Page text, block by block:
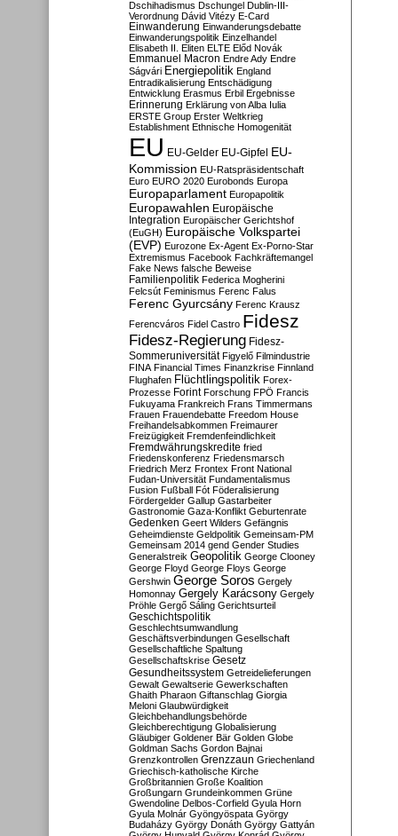
Dschihadismus Dschungel Dublin-III-
Verordnung Dávid Vitézy E-Card
Einwanderung Einwanderungsdebatte
Einwanderungspolitik Einzelhandel
Elisabeth II. Eliten ELTE Előd Novák
Emmanuel Macron Endre Ady Endre
Ságvári Energiepolitik England
Entradikalisierung Entschädigung
Entwicklung Erasmus Erbil Ergebnisse
Erinnerung Erklärung von Alba Iulia
ERSTE Group Erster Weltkrieg
Establishment Ethnische Homogenität
EU EU-Gelder EU-Gipfel EU-
Kommission EU-Ratspräsidentschaft
Euro EURO 2020 Eurobonds Europa
Europaparlament Europapolitik
Europawahlen Europäische
Integration Europäischer Gerichtshof
(EuGH) Europäische Volkspartei
(EVP) Eurozone Ex-Agent Ex-Porno-Star
Extremismus Facebook Fachkräftemangel
Fake News falsche Beweise
Familienpolitik Federica Mogherini
Felcsút Feminismus Ferenc Falus
Ferenc Gyurcsány Ferenc Krausz
Ferencváros Fidel Castro Fidesz
Fidesz-Regierung Fidesz-
Sommeruniversität Figyelő Filmindustrie
FINA Financial Times Finanzkrise Finnland
Flughafen Flüchtlingspolitik Forex-
Prozesse Forint Forschung FPÖ Francis
Fukuyama Frankreich Frans Timmermans
Frauen Frauendebatte Freedom House
Freihandelsabkommen Freimaurer
Freizügigkeit Fremdenfeindlichkeit
Fremdwährungskredite fried
Friedenskonferenz Friedensmarsch
Friedrich Merz Frontex Front National
Fudan-Universität Fundamentalismus
Fusion Fußball Fót Föderalisierung
Fördergelder Gallup Gastarbeiter
Gastronomie Gaza-Konflikt Geburtenrate
Gedenken Geert Wilders Gefängnis
Geheimdienste Geldpolitik Gemeinsam-PM
Gemeinsam 2014 gend Gender Studies
Generalstreik Geopolitik George Clooney
George Floyd George Floys George
Gershwin George Soros Gergely
Homonnay Gergely Karácsony Gergely
Pröhle Gergő Sáling Gerichtsurteil
Geschichtspolitik
Geschlechtsumwandlung
Geschäftsverbindungen Gesellschaft
Gesellschaftliche Spaltung
Gesellschaftskrise Gesetz
Gesundheitssystem Getreidelieferungen
Gewalt Gewaltserie Gewerkschaften
Ghaith Pharaon Giftanschlag Giorgia
Meloni Glaubwürdigkeit
Gleichbehandlungsbehörde
Gleichberechtigung Globalisierung
Gläubiger Goldener Bär Golden Globe
Goldman Sachs Gordon Bajnai
Grenzkontrollen Grenzzaun Griechenland
Griechisch-katholische Kirche
Großbritannien Große Koalition
Großungarn Grundeinkommen Grüne
Gwendoline Delbos-Corfield Gyula Horn
Gyula Molnár Gyöngyöspata György
Budaházy György Donáth György Gattyán